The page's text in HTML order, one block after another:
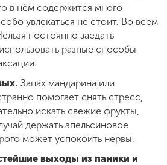
в нём содержится много
увлекаться не стоит. Во всем
постоянно заедать
разные способы
Запах мандарина или
помогает снять стресс,
искать свежие фрукты,
держать апельсиновое
может успокоить нервы.
выходы из паники и